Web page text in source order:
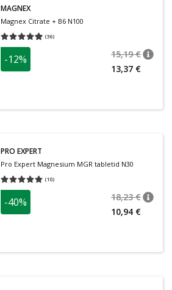
MAGNEX
Magnex Citrate + B6 N100
(36)
Средняя оценка 4.94
-12% 15,19 €
13,37 €
PRO EXPERT
Pro Expert Magnesium MGR tabletid N30
(10)
Средняя оценка 5.00
-40% 18,23 €
10,94 €